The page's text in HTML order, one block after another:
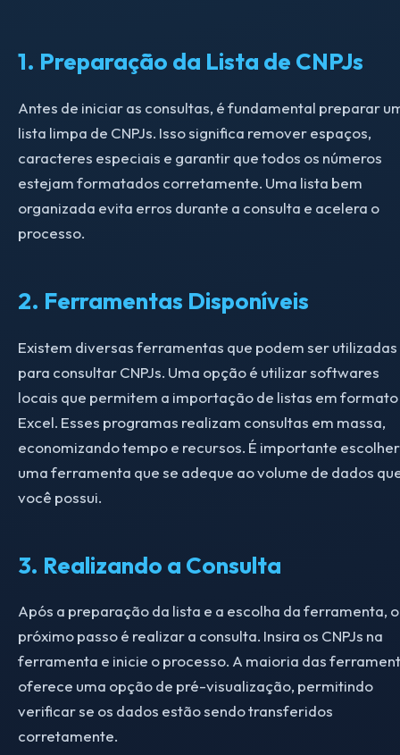
1. Preparação da Lista de CNPJs
Antes de iniciar as consultas, é fundamental preparar
lista limpa de CNPJs. Isso significa remover espaços,
caracteres especiais e garantir que todos os números
estejam formatados corretamente. Uma lista bem
organizada evita erros durante a consulta e acelera o
processo.
2. Ferramentas Disponíveis
Existem diversas ferramentas que podem ser utilizadas
para consultar CNPJs. Uma opção é utilizar softwares
locais que permitem a importação de listas em formato
Excel. Esses programas realizam consultas em massa,
economizando tempo e recursos. É importante escolher
uma ferramenta que se adeque ao volume de dados
você possui.
3. Realizando a Consulta
Após a preparação da lista e a escolha da ferramenta, o
próximo passo é realizar a consulta. Insira os CNPJs na
ferramenta e inicie o processo. A maioria das
oferece uma opção de pré-visualização, permitindo
verificar se os dados estão sendo transferidos
corretamente.